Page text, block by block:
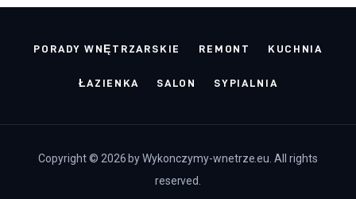
PORADY WNĘTRZARSKIE REMONT KUCHNIA
ŁAZIENKA SALON SYPIALNIA
Copyright © 2026 by Wykonczymy-wnetrze.eu. All rights
reserved.